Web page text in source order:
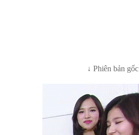
↓ Phiên bản gốc